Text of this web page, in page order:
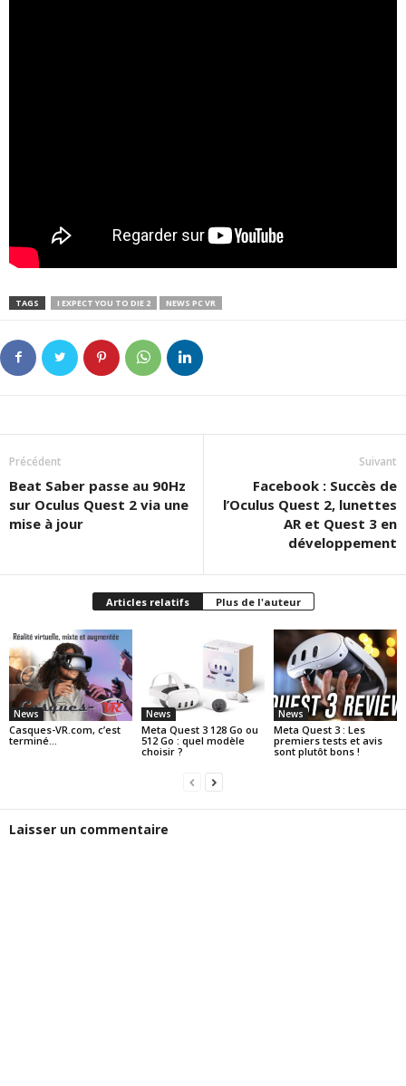
TAGS I EXPECT YOU TO DIE 2 NEWS PC VR
Précédent
Beat Saber passe au 90Hz
sur Oculus Quest 2 via une
mise à jour
Suivant
Facebook : Succès de
l’Oculus Quest 2, lunettes
AR et Quest 3 en
développement
Articles relatifs Plus de l'auteur
News
Casques-VR.com, c’est
terminé…
News
Meta Quest 3 128 Go ou
512 Go : quel modèle
choisir ?
News
Meta Quest 3 : Les
premiers tests et avis
sont plutôt bons !
Laisser un commentaire